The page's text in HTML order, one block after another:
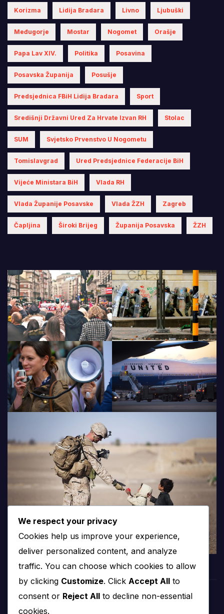
Korizma Lidija Bradara Livno Ljubuški
Međugorje Mostar Nogomet Orašje
Papa Lav XIV. Politika Posavina
Posavska Županija Posušje
Predsjednica FBiH Lidija Bradara Sport
Središnji Državni Ured Za Hrvate Izvan RH Stolac
SUM Svjetsko Prvenstvo U Nogometu
Tomislavgrad Ured Predsjednice Federacije BiH
Vijeće Ministara BiH Vlada RH
Vlada Županije Posavske Vlada ŽZH Zagreb
Čapljina Široki Brijeg Županija Posavska ŽZH
We respect your privacy
Cookies help us improve your experience,
deliver personalized content, and analyze
traffic. You can choose which cookies to allow
by clicking Customize. Click Accept All to
consent or Reject All to decline non-essential
cookies.